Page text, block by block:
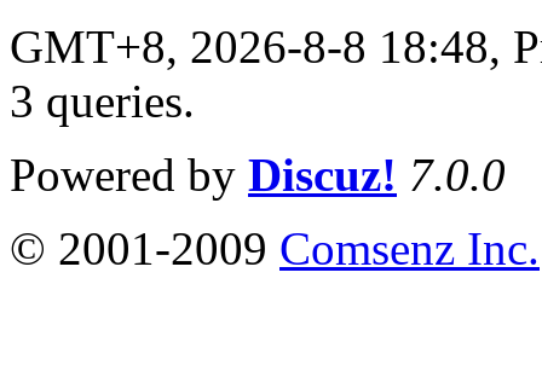
GMT+8, 2026-8-8 18:48,
3 queries.
Powered by Discuz! 7.0.0
© 2001-2009 Comsenz Inc.